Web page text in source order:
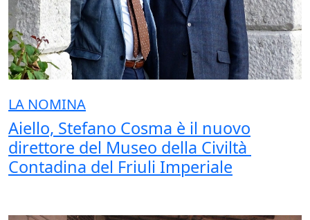
LA NOMINA
Aiello, Stefano Cosma è il nuovo
direttore del Museo della Civiltà
Contadina del Friuli Imperiale